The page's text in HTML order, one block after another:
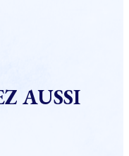
AUSSI